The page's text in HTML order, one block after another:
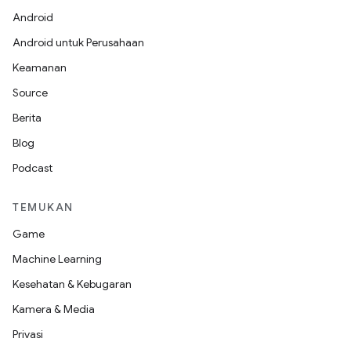
Android
Android untuk Perusahaan
Keamanan
Source
Berita
Blog
Podcast
TEMUKAN
Game
Machine Learning
Kesehatan & Kebugaran
Kamera & Media
Privasi